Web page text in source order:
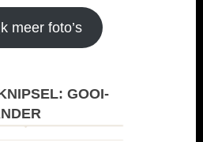
meer foto’s
GOOI-